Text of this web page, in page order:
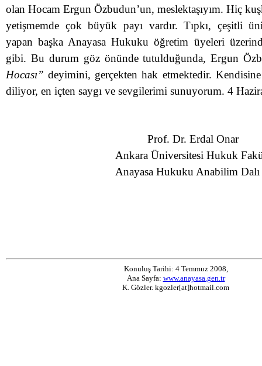
olan Hocam Ergun Özbudun’un, meslektaşıyım. Hiç
yetişmemde çok büyük payı vardır. Tıpkı, çeşitli
yapan başka Anayasa Hukuku öğretim üyeleri
gibi. Bu durum göz önünde tutulduğunda, Ergun
Hocası” deyimini, gerçekten hak etmektedir. Kendisine
diliyor, en içten saygı ve sevgilerimi sunuyorum. 4
Prof. Dr. Erdal Onar
Ankara Üniversitesi Hukuk
Anayasa Hukuku Anabilim Dalı
Konuluş Tarihi: 4 Temmuz 2008,
Ana Sayfa: www.anayasa.gen.tr
K. Gözler. kgozler[at]hotmail.com